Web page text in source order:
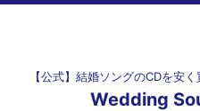
【公式】結婚ソングのCDを安
Wedding